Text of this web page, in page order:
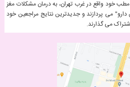
خود واقع در غرب تهران، به درمان مشکلات مغز
می پردازند و جدیدترین نتایج مراجعین خود
می گذارند.